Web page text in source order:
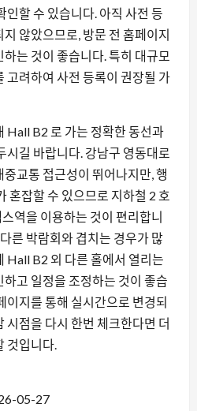
인할 수 있습니다. 아직 사전 등
않았으므로, 방문 전 홈페이지
는 것이 좋습니다. 특히 대규모
고려하여 사전 등록이 권장될 가
Hall B2 로 가는 정확한 동선과
시길 바랍니다. 강남구 영동대로
교통 접근성이 뛰어나지만, 행
혼잡할 수 있으므로 지하철 2 호
역을 이용하는 것이 편리합니
른 박람회와 겹치는 경우가 많
Hall B2 외 다른 홀에서 열리는
고 일정을 조정하는 것이 좋습
이지를 통해 실시간으로 변경되
시점을 다시 한번 체크한다면 더
것입니다.
05-27